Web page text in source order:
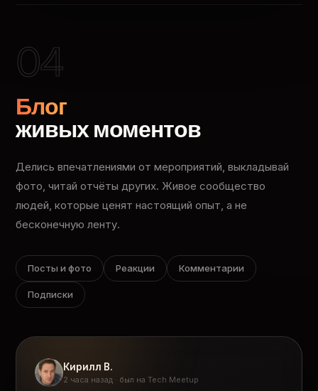
04
Блог
живых моментов
Делись впечатлениями от мероприятий, выкладывай
фото, читай отчёты других. Живое сообщество
людей, которые ценят настоящий опыт, а не
бесконечную ленту.
Посты и фото Реакции Комментарии
Подписки
Кирилл В.
2 часа назад · был на Tech Meetup